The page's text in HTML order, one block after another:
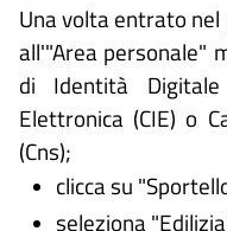
Una volta entrato nel
all'"Area personale"
di Identità
Elettronica (CIE) o
(Cns);
clicca su
seleziona